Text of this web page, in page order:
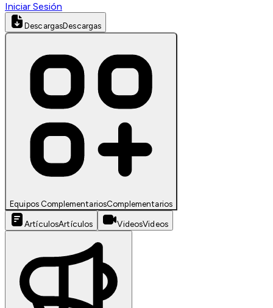
Iniciar Sesión
DescargasDescargas
Equipos ComplementariosComplementarios
ArtículosArtículos VideosVideos